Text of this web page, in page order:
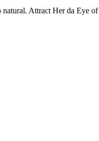
Attract Her da Eye